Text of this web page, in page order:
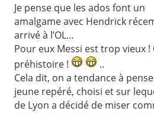
Je pense que les ados font un
amalgame avec Hendrick
arrivé à l’OL…
Pour eux Messi est trop vieux !
préhistoire !
..
Cela dit, on a tendance à
jeune repéré, choisi et sur
de Lyon a décidé de miser